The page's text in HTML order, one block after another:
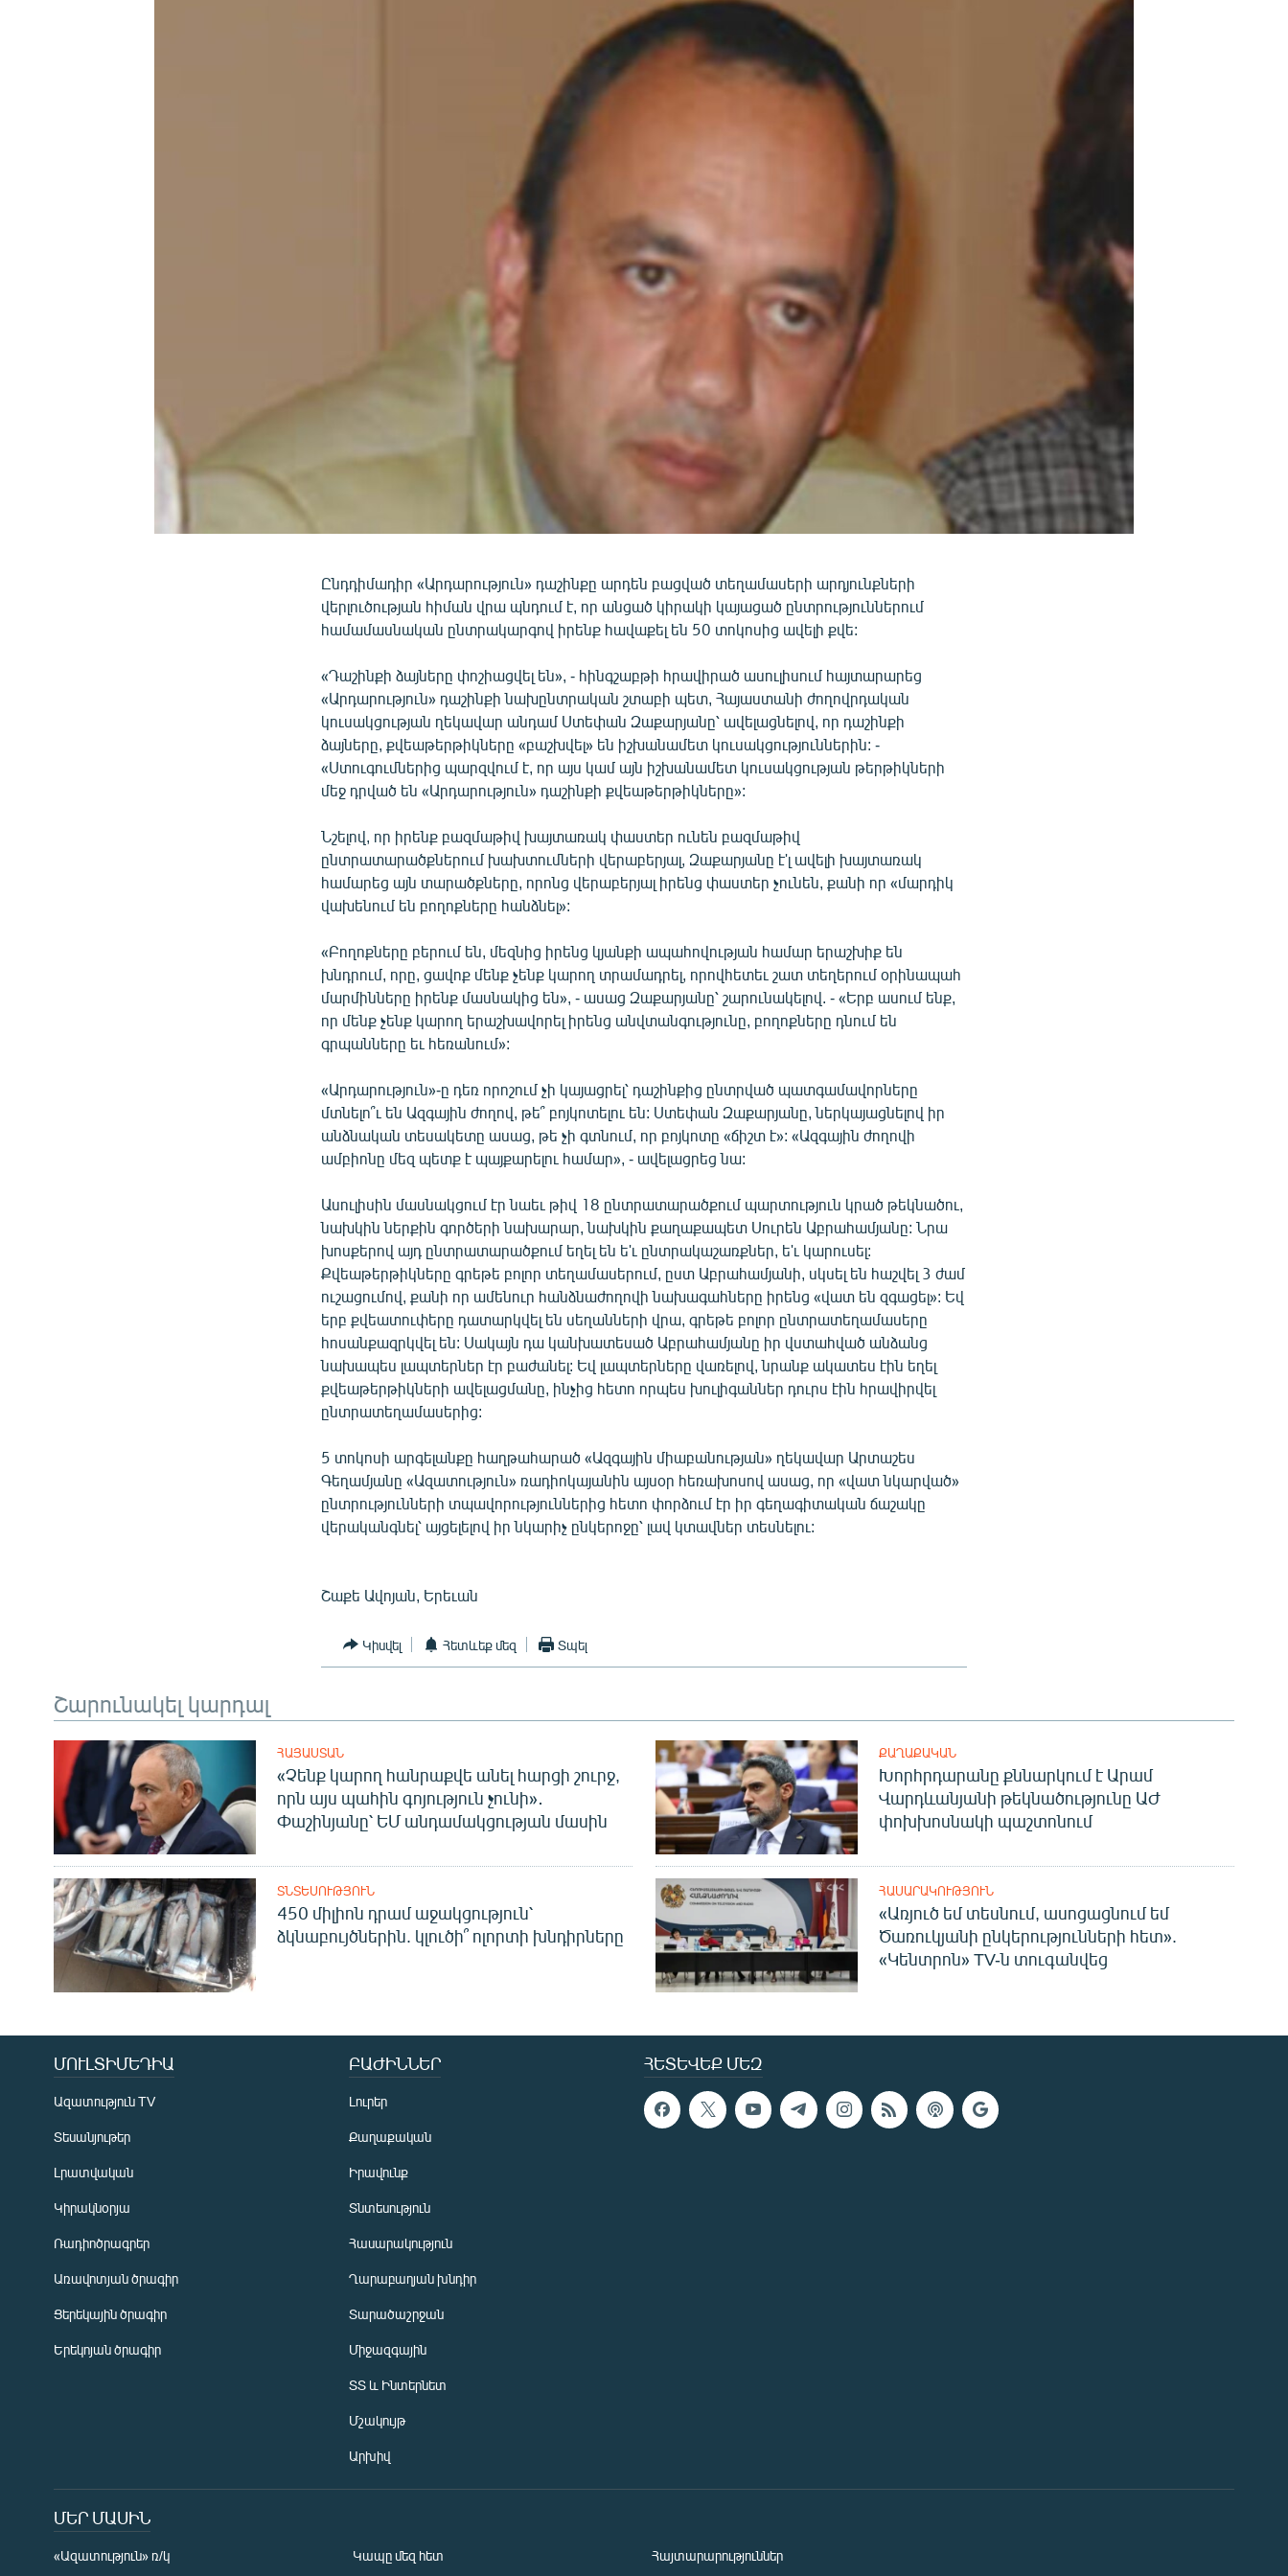
Ընդդիմադիր «Արդարություն» դաշինքը արդեն բացված տեղամասերի արդյունքների
վերլուծության հիման վրա պնդում է, որ անցած կիրակի կայացած ընտրություններում
համամասնական ընտրակարգով իրենք հավաքել են 50 տոկոսից ավելի քվե:
«Դաշինքի ձայները փոշիացվել են», - հինգշաբթի հրավիրած ասուլիսում հայտարարեց
«Արդարություն» դաշինքի նախընտրական շտաբի պետ, Հայաստանի ժողովրդական
կուսակցության ղեկավար անդամ Ստեփան Զաքարյանը՝ ավելացնելով, որ դաշինքի
ձայները, քվեաթերթիկները «բաշխվել» են իշխանամետ կուսակցություններին: -
«Ստուգումներից պարզվում է, որ այս կամ այն իշխանամետ կուսակցության թերթիկների
մեջ դրված են «Արդարություն» դաշինքի քվեաթերթիկները»:
Նշելով, որ իրենք բազմաթիվ խայտառակ փաստեր ունեն բազմաթիվ
ընտրատարածքներում խախտումների վերաբերյալ, Զաքարյանը է'լ ավելի խայտառակ
համարեց այն տարածքները, որոնց վերաբերյալ իրենց փաստեր չունեն, քանի որ «մարդիկ
վախենում են բողոքները հանձնել»:
«Բողոքները բերում են, մեզնից իրենց կյանքի ապահովության համար երաշխիք են
խնդրում, որը, ցավոք մենք չենք կարող տրամադրել, որովհետեւ շատ տեղերում օրինապահ
մարմինները իրենք մասնակից են», - ասաց Զաքարյանը՝ շարունակելով. - «Երբ ասում ենք,
որ մենք չենք կարող երաշխավորել իրենց անվտանգությունը, բողոքները դնում են
գրպանները եւ հեռանում»:
«Արդարություն»-ը դեռ որոշում չի կայացրել՝ դաշինքից ընտրված պատգամավորները
մտնելո՞ւ են Ազգային ժողով, թե՞ բոյկոտելու են: Ստեփան Զաքարյանը, ներկայացնելով իր
անձնական տեսակետը ասաց, թե չի գտնում, որ բոյկոտը «ճիշտ է»: «Ազգային ժողովի
ամբիոնը մեզ պետք է պայքարելու համար», - ավելացրեց նա:
Ասուլիսին մասնակցում էր նաեւ թիվ 18 ընտրատարածքում պարտություն կրած թեկնածու,
նախկին ներքին գործերի նախարար, նախկին քաղաքապետ Սուրեն Աբրահամյանը: Նրա
խոսքերով այդ ընտրատարածքում եղել են ե'ւ ընտրակաշառքներ, ե'ւ կարուսել:
Քվեաթերթիկները գրեթե բոլոր տեղամասերում, ըստ Աբրահամյանի, սկսել են հաշվել 3 ժամ
ուշացումով, քանի որ ամենուր հանձնաժողովի նախագահները իրենց «վատ են զգացել»: Եվ
երբ քվեատուփերը դատարկվել են սեղանների վրա, գրեթե բոլոր ընտրատեղամասերը
հոսանքազրկվել են: Սակայն դա կանխատեսած Աբրահամյանը իր վստահված անձանց
նախապես լապտերներ էր բաժանել: Եվ լապտերները վառելով, նրանք ակատես էին եղել
քվեաթերթիկների ավելացմանը, ինչից հետո որպես խուլիգաններ դուրս էին հրավիրվել
ընտրատեղամասերից:
5 տոկոսի արգելանքը հաղթահարած «Ազգային միաբանության» ղեկավար Արտաշես
Գեղամյանը «Ազատություն» ռադիոկայանին այսօր հեռախոսով ասաց, որ «վատ նկարված»
ընտրությունների տպավորություններից հետո փորձում էր իր գեղագիտական ճաշակը
վերականգնել՝ այցելելով իր նկարիչ ընկերոջը՝ լավ կտավներ տեսնելու:
Շաքե Ավոյան, Երեւան
Կիսվել Հետևեք մեզ Տպել
Շարունակել կարդալ
ՀԱՅԱՍՏԱՆ
«Չենք կարող հանրաքվե անել հարցի շուրջ,
որն այս պահին գոյություն չունի»․
Փաշինյանը՝ ԵՄ անդամակցության մասին
ՔԱՂԱՔԱԿԱՆ
Խորհրդարանը քննարկում է Արամ
Վարդևանյանի թեկնածությունը ԱԺ
փոխխոսնակի պաշտոնում
ՏՆՏԵՍՈՒԹՅՈՒՆ
450 միլիոն դրամ աջակցություն՝
ձկնաբույծներին. կլուծի՞ ոլորտի խնդիրները
ՀԱՍԱՐԱԿՈՒԹՅՈՒՆ
«Առյուծ եմ տեսնում, ասոցացնում եմ
Ծառուկյանի ընկերությունների հետ».
«Կենտրոն» TV-ն տուգանվեց
ՀԵՏԵՎԵՔ ՄԵԶ
ՄՈՒԼՏԻՄԵԴԻԱ
Ազատություն TV
Տեսանյութեր
Լրատվական
Կիրակնօրյա
Ռադիոծրագրեր
Առավոտյան ծրագիր
Ցերեկային ծրագիր
Երեկոյան ծրագիր
ԲԱԺԻՆՆԵՐ
Լուրեր
Քաղաքական
Իրավունք
Տնտեսություն
Հասարակություն
Ղարաբաղյան խնդիր
Տարածաշրջան
Միջազգային
ՏՏ և Ինտերնետ
Մշակույթ
Արխիվ
ՄԵՐ ՄԱՍԻՆ
«Ազատություն» ռ/կ Կապը մեզ հետ Հայտարարություններ